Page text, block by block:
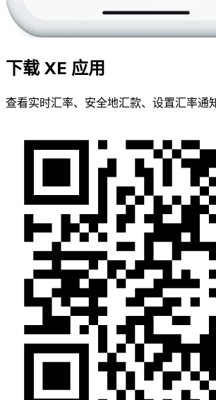
下载 XE 应用
查看实时汇率、安全地汇款、设置汇率通